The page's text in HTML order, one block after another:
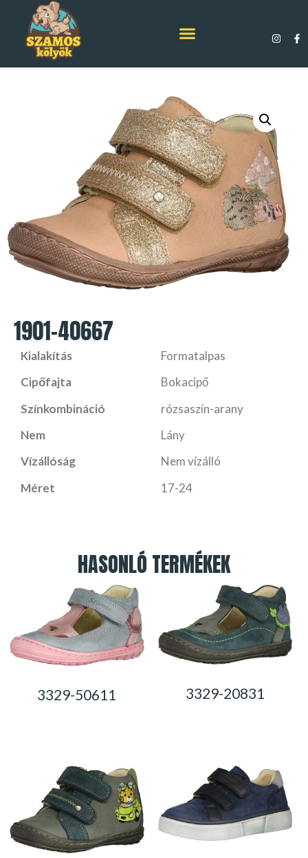
1901-40667
Kialakítás
Formatalpas
Cipőfajta
Bokacipő
Színkombináció
rózsaszín-arany
Nem
Lány
Vízállóság
Nem vízálló
Méret
17-24
HASONLÓ TERMÉKEK
3329-50611 3329-20831